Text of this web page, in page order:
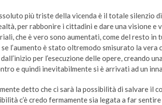
più triste della vicenda è il totale silenzio
per rabbonire i cittadini e dare una visione e
che è vero sono aumentati, come del resto
l’aumento è stato oltremodo smisurato la
per l’esecuzione delle opere, creando
e quindi inevitabilmente si è arrivati ad un
detto che ci sarà la possibilità di salvare il
c’è credo fermamente sia legata a far